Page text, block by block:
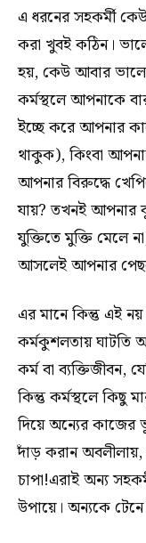
এ ধরনের সহকর্মী
করা খুবই কঠিন।
হয়, কেউ আবার
কর্মস্থলে আপনাকে
ইচ্ছে করে আপনার
থাকুক), কিংবা
আপনার বিরুদ্ধে
যায়? তখনই আপনার
যুক্তিতে মুক্তি মেলে
আসলেই আপনার
এর মানে কিন্তু এই
কর্মকুশলতায় ঘাটতি
কর্ম বা ব্যক্তিজীবন,
কিন্তু কর্মস্থলে কিছু
দিয়ে অন্যের
দাঁড় করান অবলীলায়,
চাপা!এরাই অন্য
উপায়ে। অন্যকে